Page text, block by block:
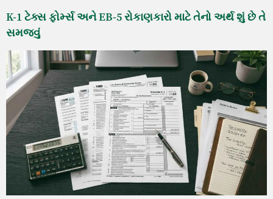
K-1 ટેક્સ ફોર્મ્સ અને EB-5 રોકાણકારો માટે તેનો અર્થ શું છે તે
સમજવું